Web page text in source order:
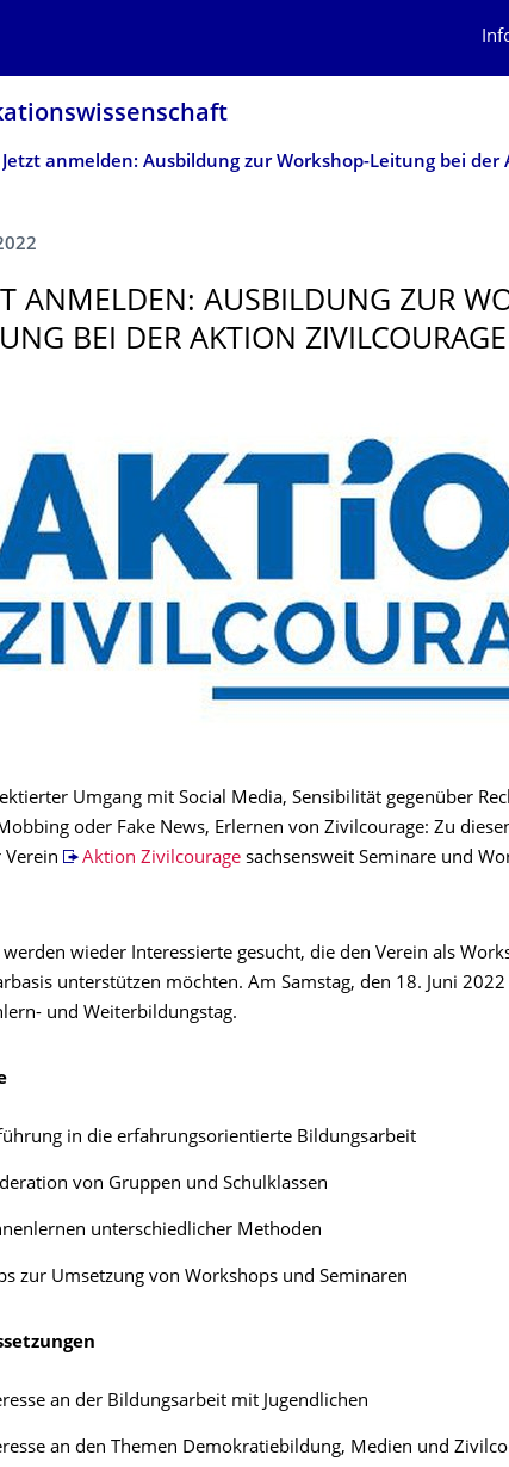
ANMELDEN: AUSBILDUNG ZUR
BEI DER AKTION ZIVILCOURAGE
Umgang mit Social Media, Sensibilität gegenüber
oder Fake News, Erlernen von Zivilcourage: Zu
Verein
Aktion Zivilcouragesachsensweit Seminare und
wieder Interessierte gesucht, die den Verein als
unterstützen möchten. Am Samstag, den 18. Juni 2022
und Weiterbildungstag.
in die erfahrungsorientierte Bildungsarbeit
von Gruppen und Schulklassen
unterschiedlicher Methoden
zur Umsetzung von Workshops und Seminaren
an der Bildungsarbeit mit Jugendlichen
an den Themen Demokratiebildung, Medien und